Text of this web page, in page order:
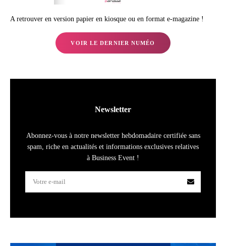
A retrouver en version papier en kiosque ou en format e-magazine !
VOIR LE DERNIER NUMÉO
Newsletter
Abonnez-vous à notre newsletter hebdomadaire certifiée sans
spam, riche en actualités et informations exclusives relatives
à Business Event !